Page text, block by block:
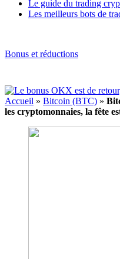
Le guide du trading
Les meilleurs bots de
Bonus et réductions
Accueil » Bitcoin (BTC) »
les cryptomonnaies, la fête